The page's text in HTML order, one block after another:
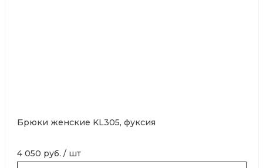
Брюки женские KL305, фуксия
4 050 руб. / шт